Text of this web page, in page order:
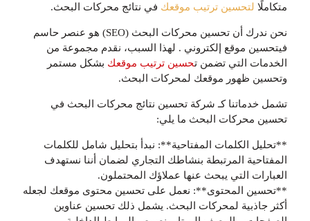
متكاملًا لتحسين ترتيب موقعك في نتائج محركات البحث.
نحن ندرك أن تحسين محركات البحث (SEO) هو عنصر حاسم
فيتحسين موقع إلكتروني . لهذا السبب، نقدم مجموعة من
الخدمات التي تضمن تحسين ترتيب موقعك بشكل مستمر
وتحسين ظهور موقعك لمحركات البحث.
تشمل خدماتنا كـ شركة تحسين نتائج محركات البحث في
تحسين محركات البحث ما يلي:
**تحليل الكلمات المفتاحية**: نبدأ بتحليل شامل للكلمات
المفتاحية المرتبطة بنشاطك التجاري لضمان أننا نستهدف
العبارات التي يبحث عنها عملاؤك المحتملون.
**تحسين المحتوى**: نعمل على تحسين محتوى موقعك لجعله
أكثر جاذبية لمحركات البحث. يشمل ذلك تحسين عناوين